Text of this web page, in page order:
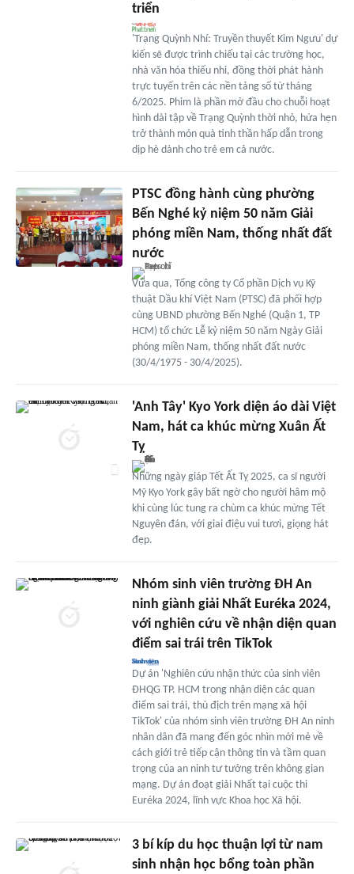
triển
'Trạng Quỳnh Nhí: Truyền thuyết Kim Ngưu' dự
kiến sẽ được trình chiếu tại các trường học,
nhà văn hóa thiếu nhi, đồng thời phát hành
trực tuyến trên các nền tảng số từ tháng
6/2025. Phim là phần mở đầu cho chuỗi hoạt
hình dài tập về Trạng Quỳnh thời nhỏ, hứa hẹn
trở thành món quà tinh thần hấp dẫn trong
dịp hè dành cho trẻ em cả nước.
PTSC đồng hành cùng phường
Bến Nghé kỷ niệm 50 năm Giải
phóng miền Nam, thống nhất đất
nước
Vừa qua, Tổng công ty Cổ phần Dịch vụ Kỹ
thuật Dầu khí Việt Nam (PTSC) đã phối hợp
cùng UBND phường Bến Nghé (Quận 1, TP
HCM) tổ chức Lễ kỷ niệm 50 năm Ngày Giải
phóng miền Nam, thống nhất đất nước
(30/4/1975 - 30/4/2025).
'Anh Tây' Kyo York diện áo dài Việt
Nam, hát ca khúc mừng Xuân Ất
Tỵ
Những ngày giáp Tết Ất Tỵ 2025, ca sĩ người
Mỹ Kyo York gây bất ngờ cho người hâm mộ
khi cùng lúc tung ra chùm ca khúc mừng Tết
Nguyên đán, với giai điệu vui tươi, giọng hát
đẹp.
Nhóm sinh viên trường ĐH An
ninh giành giải Nhất Euréka 2024,
với nghiên cứu về nhận diện quan
điểm sai trái trên TikTok
Dự án 'Nghiên cứu nhận thức của sinh viên
ĐHQG TP. HCM trong nhận diện các quan
điểm sai trái, thù địch trên mạng xã hội
TikTok' của nhóm sinh viên trường ĐH An ninh
nhân dân đã mang đến góc nhìn mới mẻ về
cách giới trẻ tiếp cận thông tin và tầm quan
trọng của an ninh tư tưởng trên không gian
mạng. Dự án đoạt giải Nhất tại cuộc thi
Euréka 2024, lĩnh vực Khoa học Xã hội.
3 bí kíp du học thuận lợi từ nam
sinh nhận học bổng toàn phần